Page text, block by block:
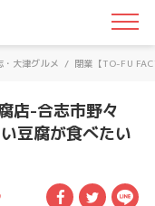
子育て世代に役立つお
・大津グルメ / 閉業【TO-FU
店-合志市野々
豆腐が食べたい
Facebook